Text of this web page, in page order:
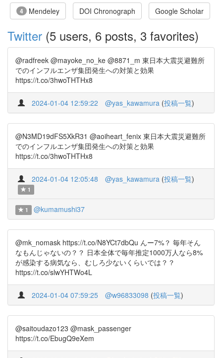
4 Mendeley DOI Chronograph Google Scholar
Twitter (5 users, 6 posts, 3 favorites)
@radfreek @mayoke_no_ke @8871_m 東日本大震災避難所
でのインフルエンザ集団発生への対策と効果
https://t.co/3hwoTHTHx8
2024-01-04 12:59:22 @yas_kawamura (投稿一覧)
@N3MD19dFS5XkR31 @aoiheart_fenix 東日本大震災避難所
でのインフルエンザ集団発生への対策と効果
https://t.co/3hwoTHTHx8
2024-01-04 12:05:48 @yas_kawamura (投稿一覧)
1
1 @kumamushi37
@mk_nomask https://t.co/N8YCt7dbQu んー7%？ 毎年そん
なもんじゃないの？？ 日本全体で毎年推定1000万人なら8%
が感染する病気なら、むしろ少ないくらいでは？？
https://t.co/slwYHTWo4L
2024-01-04 07:59:25 @w96833098 (投稿一覧)
@saitoudazo123 @mask_passenger
https://t.co/EbugQ9eXem